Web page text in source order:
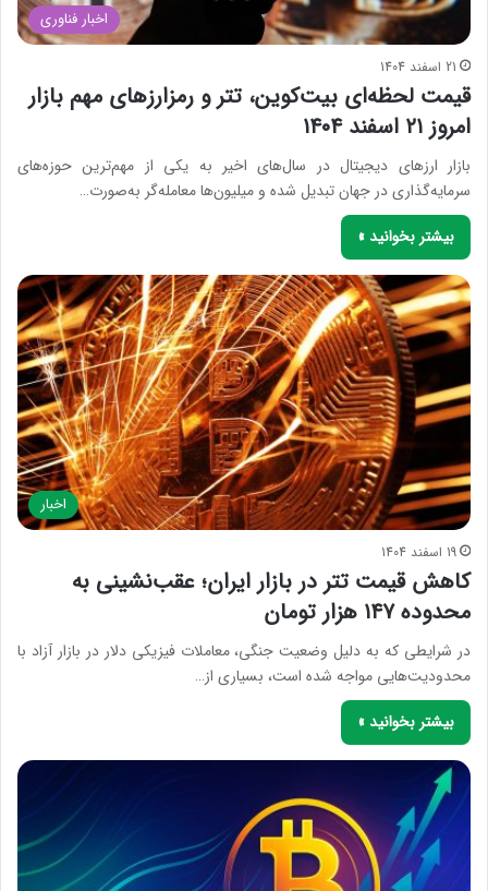
اخبار فناوری
21 اسفند 1404
قیمت لحظه‌ای بیت‌کوین، تتر و رمزارزهای مهم بازار
امروز ۲۱ اسفند ۱۴۰۴
بازار ارزهای دیجیتال در سال‌های اخیر به یکی از مهم‌ترین حوزه‌های
سرمایه‌گذاری در جهان تبدیل شده و میلیون‌ها معامله‌گر به‌صورت…
بیشتر بخوانید »
اخبار
19 اسفند 1404
کاهش قیمت تتر در بازار ایران؛ عقب‌نشینی به
محدوده ۱۴۷ هزار تومان
در شرایطی که به دلیل وضعیت جنگی، معاملات فیزیکی دلار در بازار آزاد با
محدودیت‌هایی مواجه شده است، بسیاری از…
بیشتر بخوانید »